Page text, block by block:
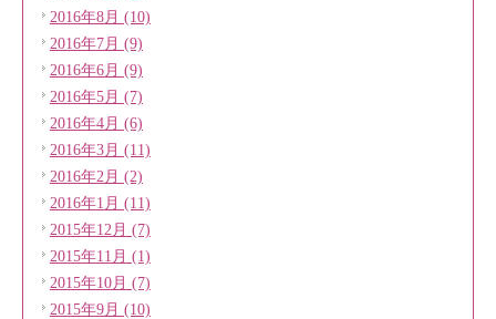
2016年8月 (10)
2016年7月 (9)
2016年6月 (9)
2016年5月 (7)
2016年4月 (6)
2016年3月 (11)
2016年2月 (2)
2016年1月 (11)
2015年12月 (7)
2015年11月 (1)
2015年10月 (7)
2015年9月 (10)